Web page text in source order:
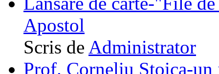
Apostol
Scris de Administrator
Prof. Corneliu Stoica-